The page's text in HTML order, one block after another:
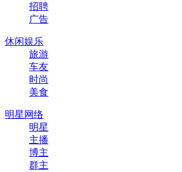
招聘
广告
休闲娱乐
旅游
车友
时尚
美食
明星网络
明星
主播
博主
群主